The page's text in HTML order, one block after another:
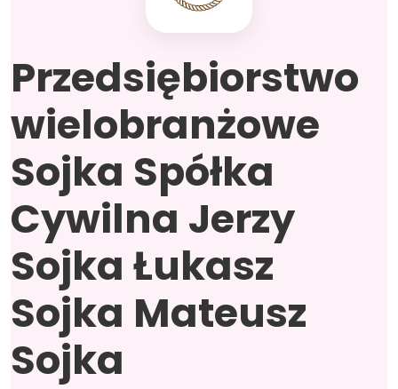
Przedsiębiorstwo
wielobranżowe
Sojka Spółka
Cywilna Jerzy
Sojka Łukasz
Sojka Mateusz
Sojka